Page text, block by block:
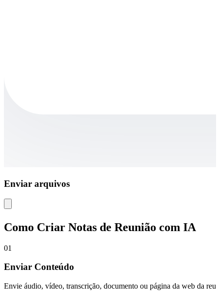
Enviar arquivos
Como Criar Notas de Reunião com IA
01
Enviar Conteúdo
Envie áudio, vídeo, transcrição, documento ou página da web da